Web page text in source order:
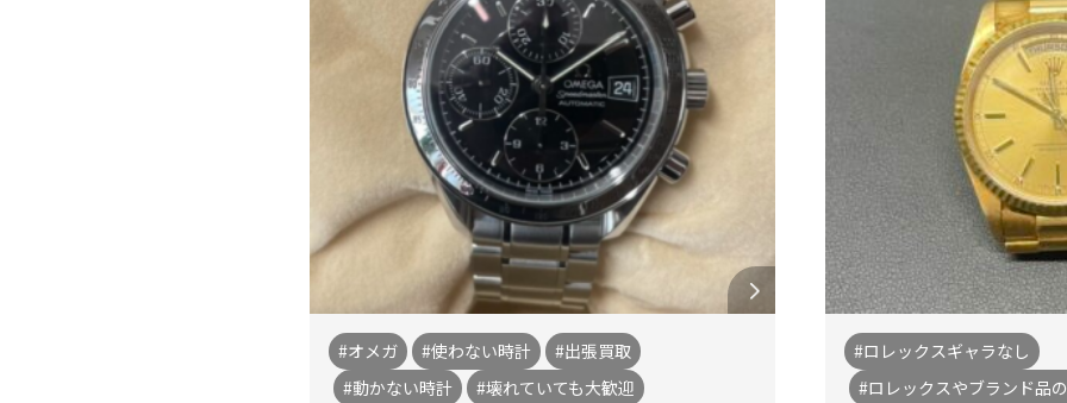
#オメガ #使わない時計
#出張買取
#動かない時計
#壊れていても大歓迎
#ロレックスギャラなし
#ロレックスやブランド品